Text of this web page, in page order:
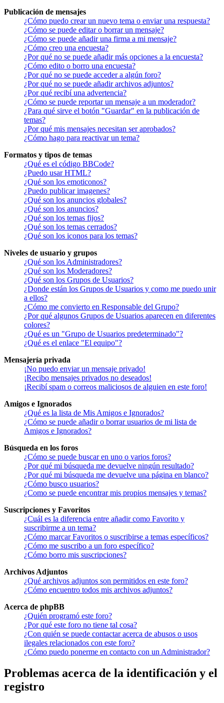
Publicación de mensajes
¿Cómo puedo crear un nuevo tema o enviar una respuesta?
¿Cómo se puede editar o borrar un mensaje?
¿Cómo se puede añadir una firma a mi mensaje?
¿Cómo creo una encuesta?
¿Por qué no se puede añadir más opciones a la encuesta?
¿Cómo edito o borro una encuesta?
¿Por qué no se puede acceder a algún foro?
¿Por qué no se puede añadir archivos adjuntos?
¿Por qué recibí una advertencia?
¿Cómo se puede reportar un mensaje a un moderador?
¿Para qué sirve el botón "Guardar" en la publicación de
temas?
¿Por qué mis mensajes necesitan ser aprobados?
¿Cómo hago para reactivar un tema?
Formatos y tipos de temas
¿Qué es el código BBCode?
¿Puedo usar HTML?
¿Qué son los emoticonos?
¿Puedo publicar imagenes?
¿Qué son los anuncios globales?
¿Qué son los anuncios?
¿Qué son los temas fijos?
¿Qué son los temas cerrados?
¿Qué son los iconos para los temas?
Niveles de usuario y grupos
¿Qué son los Administradores?
¿Qué son los Moderadores?
¿Qué son los Grupos de Usuarios?
¿Donde están los Grupos de Usuarios y como me puedo unir
a ellos?
¿Cómo me convierto en Responsable del Grupo?
¿Por qué algunos Grupos de Usuarios aparecen en diferentes
colores?
¿Qué es un "Grupo de Usuarios predeterminado"?
¿Qué es el enlace "El equipo"?
Mensajería privada
¡No puedo enviar un mensaje privado!
¡Recibo mensajes privados no deseados!
¡Recibí spam o correos maliciosos de alguien en este foro!
Amigos e Ignorados
¿Qué es la lista de Mis Amigos e Ignorados?
¿Cómo se puede añadir o borrar usuarios de mi lista de
Amigos e Ignorados?
Búsqueda en los foros
¿Cómo se puede buscar en uno o varios foros?
¿Por qué mi búsqueda me devuelve ningún resultado?
¿Por qué mi búsqueda me devuelve una página en blanco?
¿Cómo busco usuarios?
¿Como se puede encontrar mis propios mensajes y temas?
Suscripciones y Favoritos
¿Cuál es la diferencia entre añadir como Favorito y
suscribirme a un tema?
¿Cómo marcar Favoritos o suscribirse a temas específicos?
¿Cómo me suscribo a un foro específico?
¿Cómo borro mis suscripciones?
Archivos Adjuntos
¿Qué archivos adjuntos son permitidos en este foro?
¿Cómo encuentro todos mis archivos adjuntos?
Acerca de phpBB
¿Quién programó este foro?
¿Por qué este foro no tiene tal cosa?
¿Con quién se puede contactar acerca de abusos o usos
ilegales relacionados con este foro?
¿Cómo puedo ponerme en contacto con un Administrador?
Problemas acerca de la identificación y el
registro